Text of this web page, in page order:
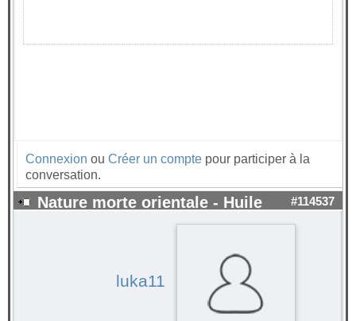
Connexion ou Créer un compte pour participer à la
conversation.
Nature morte orientale - Huile #114537
luka11